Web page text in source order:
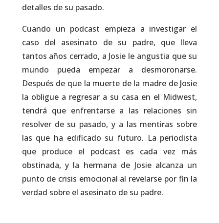
detalles de su pasado.
Cuando un podcast empieza a investigar el
caso del asesinato de su padre, que lleva
tantos años cerrado, a Josie le angustia que su
mundo pueda empezar a desmoronarse.
Después de que la muerte de la madre de Josie
la obligue a regresar a su casa en el Midwest,
tendrá que enfrentarse a las relaciones sin
resolver de su pasado, y a las mentiras sobre
las que ha edificado su futuro. La periodista
que produce el podcast es cada vez más
obstinada, y la hermana de Josie alcanza un
punto de crisis emocional al revelarse por fin la
verdad sobre el asesinato de su padre.